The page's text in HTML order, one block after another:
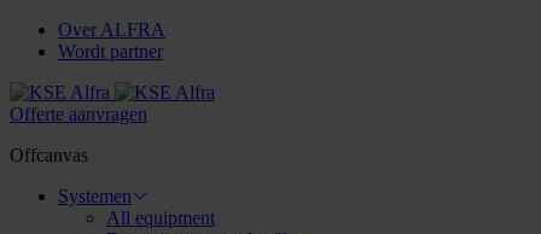
Over ALFRA
Wordt partner
Offerte aanvragen
Offcanvas
Systemen
All equipment